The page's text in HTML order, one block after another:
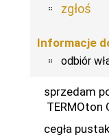
zgłoś
Informacje
odbiór
sprzedam
TERMOton
cegła